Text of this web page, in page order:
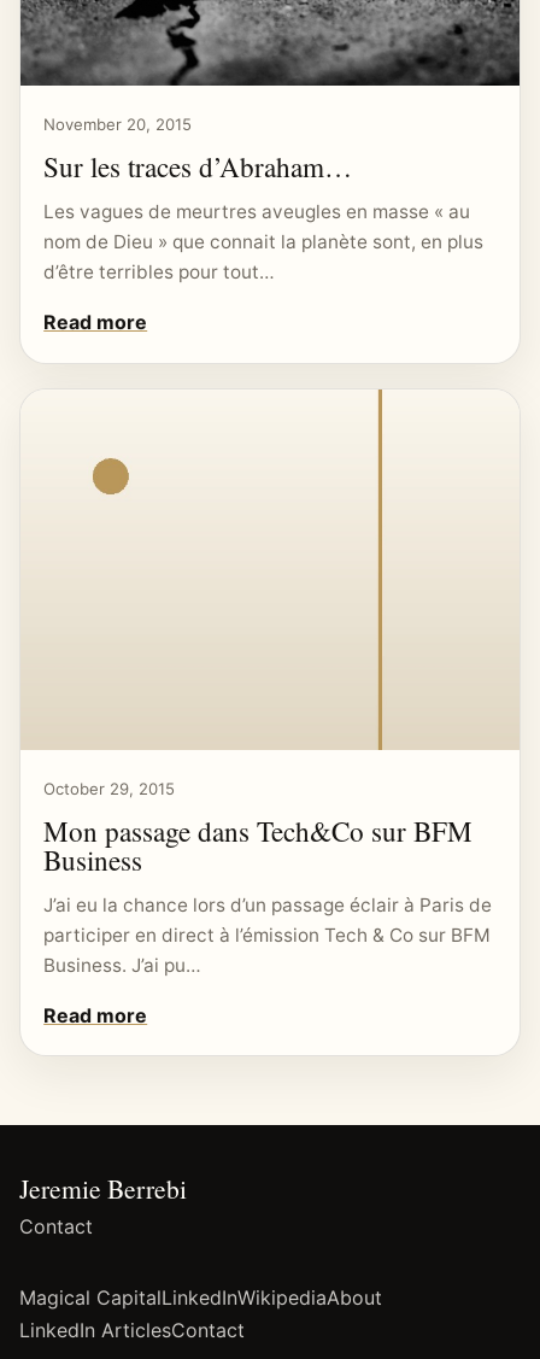
November 20, 2015
Sur les traces d’Abraham…
Les vagues de meurtres aveugles en masse « au
nom de Dieu » que connait la planète sont, en plus
d’être terribles pour tout…
Read more
October 29, 2015
Mon passage dans Tech&Co sur BFM
Business
J’ai eu la chance lors d’un passage éclair à Paris de
participer en direct à l’émission Tech & Co sur BFM
Business. J’ai pu…
Read more
Jeremie Berrebi
Contact
Magical CapitalLinkedInWikipediaAbout
LinkedIn ArticlesContact